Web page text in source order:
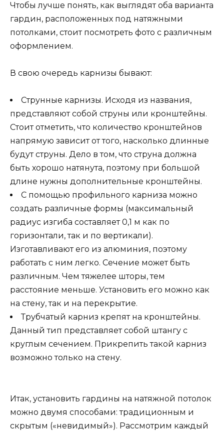
Чтобы лучше понять, как выглядят оба варианта
гардин, расположенных под натяжными
потолками, стоит посмотреть фото с различным
оформлением.
В свою очередь карнизы бывают:
Струнные карнизы. Исходя из названия,
представляют собой струны или кронштейны.
Стоит отметить, что количество кронштейнов
напрямую зависит от того, насколько длинные
будут струны. Дело в том, что струна должна
быть хорошо натянута, поэтому при большой
длине нужны дополнительные кронштейны.
С помощью профильного карниза можно
создать различные формы (максимальный
радиус изгиба составляет 0,1 м как по
горизонтали, так и по вертикали).
Изготавливают его из алюминия, поэтому
работать с ним легко. Сечение может быть
различным. Чем тяжелее шторы, тем
расстояние меньше. Установить его можно как
на стену, так и на перекрытие.
Трубчатый карниз крепят на кронштейны.
Данный тип представляет собой штангу с
круглым сечением. Прикрепить такой карниз
возможно только на стену.
Итак, установить гардины на натяжной потолок
можно двумя способами: традиционным и
скрытым («невидимый»). Рассмотрим каждый